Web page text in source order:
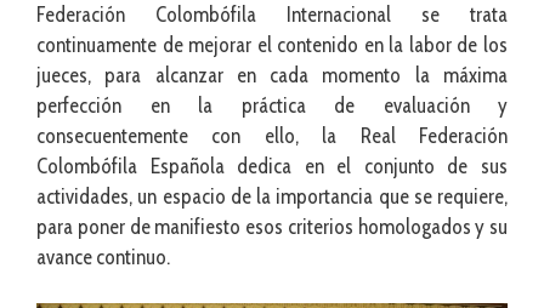
Federación Colombófila Internacional se trata
continuamente de mejorar el contenido en la labor de los
jueces, para alcanzar en cada momento la máxima
perfección en la práctica de evaluación y
consecuentemente con ello, la Real Federación
Colombófila Española dedica en el conjunto de sus
actividades, un espacio de la importancia que se requiere,
para poner de manifiesto esos criterios homologados y su
avance continuo.